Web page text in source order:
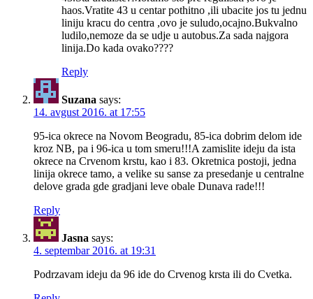
haos.Vratite 43 u centar pothitno ,ili ubacite jos tu jednu
liniju kracu do centra ,ovo je suludo,ocajno.Bukvalno
ludilo,nemoze da se udje u autobus.Za sada najgora
linija.Do kada ovako????
Reply
Suzana says:
14. avgust 2016. at 17:55
95-ica okrece na Novom Beogradu, 85-ica dobrim delom ide
kroz NB, pa i 96-ica u tom smeru!!!A zamislite ideju da ista
okrece na Crvenom krstu, kao i 83. Okretnica postoji, jedna
linija okrece tamo, a velike su sanse za presedanje u centralne
delove grada gde gradjani leve obale Dunava rade!!!
Reply
Jasna says:
4. septembar 2016. at 19:31
Podrzavam ideju da 96 ide do Crvenog krsta ili do Cvetka.